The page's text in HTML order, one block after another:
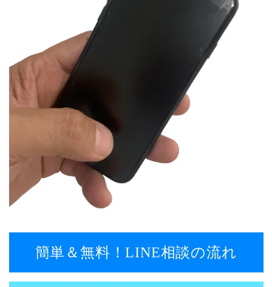
簡単＆無料！LINE相談の流れ